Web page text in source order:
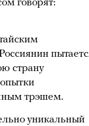
говорят:
страну
трэшем.
уникальный